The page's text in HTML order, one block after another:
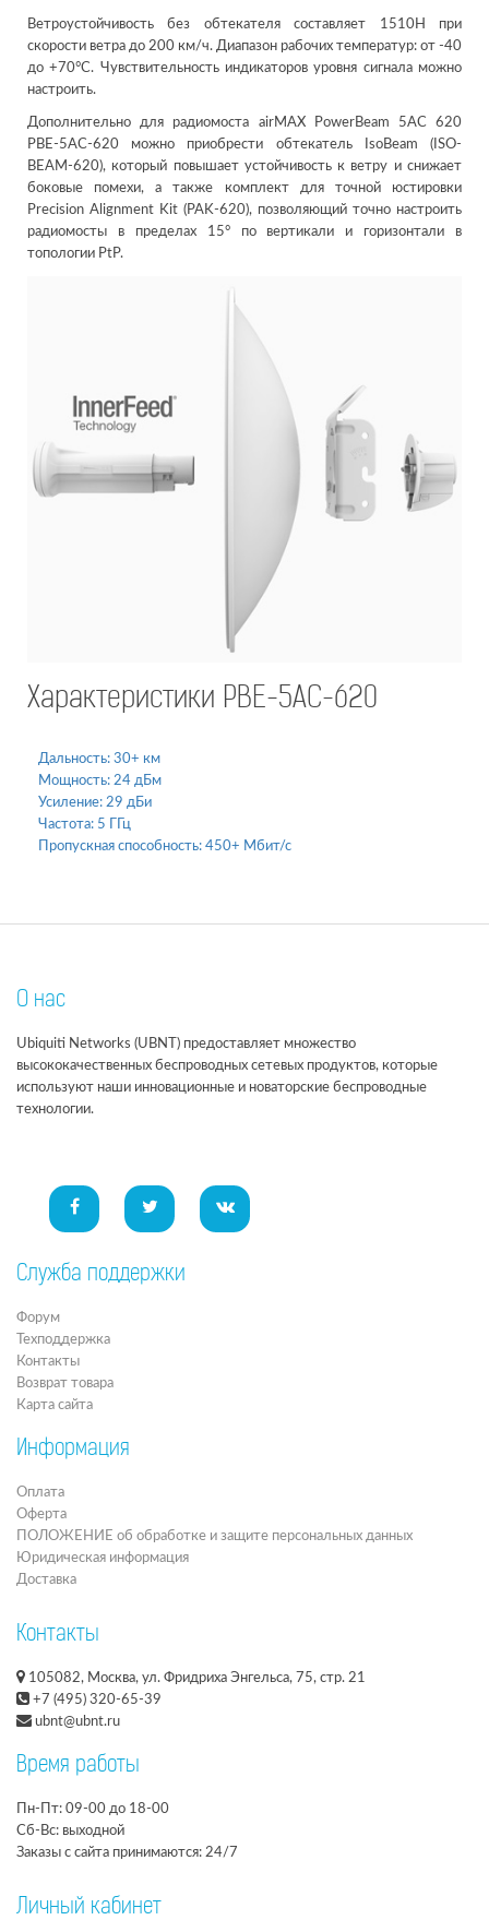
Ветроустойчивость без обтекателя составляет 1510Н при
скорости ветра до 200 км/ч. Диапазон рабочих температур: от -40
до +70°C. Чувствительность индикаторов уровня сигнала можно
настроить.
Дополнительно для радиомоста airMAX PowerBeam 5AC 620
PBE-5AC-620 можно приобрести обтекатель IsoBeam (ISO-
BEAM-620), который повышает устойчивость к ветру и снижает
боковые помехи, а также комплект для точной юстировки
Precision Alignment Kit (PAK-620), позволяющий точно настроить
радиомосты в пределах 15° по вертикали и горизонтали в
топологии PtP.
Характеристики PBE-5AC-620
Дальность: 30+ км
Мощность: 24 дБм
Усиление: 29 дБи
Частота: 5 ГГц
Пропускная способность: 450+ Мбит/с
О нас
Ubiquiti Networks (UBNT) предоставляет множество
высококачественных беспроводных сетевых продуктов, которые
используют наши инновационные и новаторские беспроводные
технологии.
Служба поддержки
Форум
Техподдержка
Контакты
Возврат товара
Карта сайта
Информация
Оплата
Оферта
ПОЛОЖЕНИЕ об обработке и защите персональных данных
Юридическая информация
Доставка
Контакты
105082, Москва, ул. Фридриха Энгельса, 75, стр. 21
+7 (495) 320-65-39
ubnt@ubnt.ru
Время работы
Пн-Пт: 09-00 до 18-00
Сб-Вс: выходной
Заказы с сайта принимаются: 24/7
Личный кабинет